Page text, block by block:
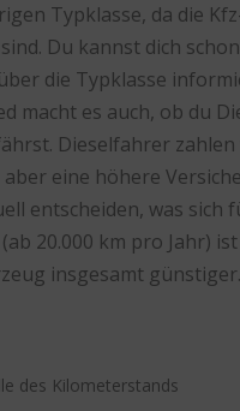
Typklasse, da die
Du kannst dich
die Typklasse
macht es auch, ob du
Dieselfahrer
eine höhere
entscheiden, was sich
20.000 km pro Jahr)
insgesamt günstiger.
des Kilometerstands